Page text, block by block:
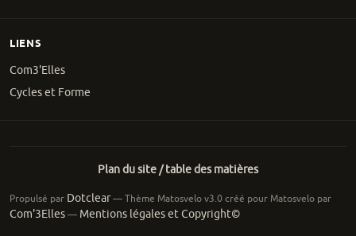
LIENS
Com3'Elles
Cycles et Forme
Plan du site / table des matières
Propulsé par Dotclear— Thème Matosvelo v3.0 créé pour Matosvelo par
Com'3Elles— Mentions légales et Copyright©